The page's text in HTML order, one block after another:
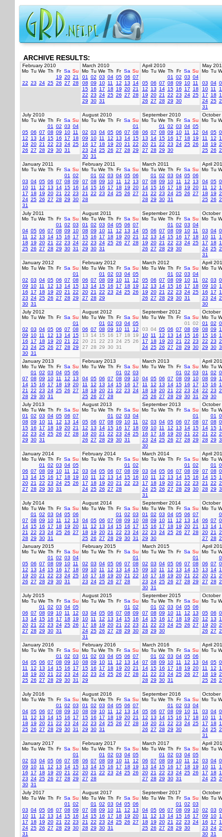
ARCHIVE RESULTS:
February 2010
Mo Tu We Th Fr Sa Su
19 20 21
22 23 24 25 26 27 28
March 2010
Mo Tu We Th Fr Sa Su
01
02 03 04 05 06 07
08 09 10 11 12 13
14
15 16 17 18 19 20 21
22 23 24 25 26 27 28
29 30 31
April 2010
Mo Tu We Th Fr Sa Su
01
02 03 04
05 06 07 08 09 10 11
12
13 14 15 16 17
18
19 20 21 22 23 24 25
26 27 28 29 30
May
Mo Tu
03 04
10 11
17
18
24 25
31
July 2010
Mo Tu We Th Fr Sa Su
01
02 03 04
05 06 07 08 09 10 11
12
13 14 15 16 17
18
19 20 21 22 23 24 25
26 27 28 29 30 31
August 2010
Mo Tu We Th Fr Sa Su
01
02 03 04 05 06 07 08
09
10 11 12 13 14 15
16
17 18 19 20 21
22
23 24 25 26 27 28 29
30 31
September 2010
Mo Tu We Th Fr Sa Su
01
02 03 04 05
06 07 08 09 10 11
12
13
14 15 16 17 18
19
20 21 22 23 24 25 26
27 28 29 30
October
Mo Tu
04 05
11
12
18
19
25 26
January 2011
Mo Tu We Th Fr Sa Su
01
02
03 04 05 06 07 08 09
10 11 12 13 14 15 16
17
18 19 20 21 22 23
24 25 26 27 28 29 30
31
February 2011
Mo Tu We Th Fr Sa Su
01
02 03 04 05 06
07 08 09 10 11 12
13
14 15 16 17 18 19 20
21
22 23 24 25 26 27
28
March 2011
Mo Tu We Th Fr Sa Su
01
02 03 04 05 06
07 08 09 10 11 12
13
14 15 16 17 18 19 20
21
22 23 24 25 26 27
28 29 30 31
April
Mo Tu
04 05
11
12
18
19
25 26
July 2011
Mo Tu We Th Fr Sa Su
01
02 03
04 05 06 07 08 09
10
11
12 13 14 15 16
17
18
19 20 21 22 23 24
25 26 27 28 29 30 31
August 2011
Mo Tu We Th Fr Sa Su
01
02 03 04 05 06 07
08 09 10 11 12 13
14
15 16 17 18 19 20 21
22 23 24 25 26 27 28
29 30 31
September 2011
Mo Tu We Th Fr Sa Su
01
02 03 04
05 06 07 08 09 10 11
12
13 14 15 16 17
18
19 20 21 22 23 24 25
26 27 28 29 30
October
Mo Tu
03 04
10 11
17
18
24 25
31
January 2012
Mo Tu We Th Fr Sa Su
01
02 03 04 05 06 07 08
09
10 11 12 13 14 15
16
17 18 19 20 21
22
23 24 25 26 27 28 29
30 31
February 2012
Mo Tu We Th Fr Sa Su
01
02 03 04 05
06 07 08 09 10 11
12
13
14 15 16 17 18
19
20 21 22 23 24 25 26
27 28 29
March 2012
Mo Tu We Th Fr Sa Su
01
02 03 04
05 06 07 08 09 10 11
12
13 14 15 16 17
18
19 20 21 22 23 24 25
26 27 28 29 30 31
April
Mo Tu
02 03
09
10
16
17
23 24
30
July 2012
Mo Tu We Th Fr Sa Su
01
02 03 04 05 06 07 08
09
10 11 12 13 14 15
16
17 18 19 20 21
22
23 24 25 26 27 28 29
30 31
August 2012
Mo Tu We Th Fr Sa Su
01
02 03 04 05
06 07 08 09 10 11
12
13
14 15 16 17 18
19
20 21 22 23 24 25 26
27 28 29 30 31
September 2012
Mo Tu We Th Fr Sa Su
01
02
03 04 05 06 07 08 09
10 11 12 13 14 15 16
17
18 19 20 21 22 23
24 25 26 27 28 29 30
October
Mo Tu
01
02
08 09
15 16
22 23
29 30
January 2013
Mo Tu We Th Fr Sa Su
01
02 03 04 05 06
07 08 09 10 11 12
13
14 15 16 17 18 19 20
21
22 23 24 25 26 27
28 29 30 31
February 2013
Mo Tu We Th Fr Sa Su
01
02 03
04 05 06 07 08 09
10
11
12 13 14 15 16
17
18
19 20 21 22 23 24
25 26 27 28
March 2013
Mo Tu We Th Fr Sa Su
01
02 03
04 05 06 07 08 09
10
11
12 13 14 15 16
17
18
19 20 21 22 23 24
25 26 27 28 29 30 31
April
Mo Tu
01
02
08 09
15 16
22 23
29 30
July 2013
Mo Tu We Th Fr Sa Su
01
02 03 04 05 06 07
08 09 10 11 12 13
14
15 16 17 18 19 20 21
22 23 24 25 26 27 28
29 30 31
August 2013
Mo Tu We Th Fr Sa Su
01
02 03 04
05 06 07 08 09 10 11
12
13 14 15 16 17
18
19 20 21 22 23 24 25
26 27 28 29 30 31
September 2013
Mo Tu We Th Fr Sa Su
01
02 03 04 05 06 07 08
09
10 11 12 13 14 15
16
17 18 19 20 21
22
23 24 25 26 27 28 29
30
October
Mo Tu
01
07 08
14 15
21
22
28 29
January 2014
Mo Tu We Th Fr Sa Su
01
02 03 04 05
06 07 08 09 10 11
12
13
14 15 16 17 18
19
20 21 22 23 24 25 26
27 28 29 30 31
February 2014
Mo Tu We Th Fr Sa Su
01
02
03 04 05 06 07 08 09
10 11 12 13 14 15 16
17
18 19 20 21 22 23
24 25 26 27 28
March 2014
Mo Tu We Th Fr Sa Su
01
02
03 04 05 06 07 08 09
10 11 12 13 14 15 16
17
18 19 20 21 22 23
24 25 26 27 28 29 30
31
April
Mo Tu
01
07 08
14 15
21
22
28 29
July 2014
Mo Tu We Th Fr Sa Su
01
02 03 04 05 06
07 08 09 10 11 12
13
14 15 16 17 18 19 20
21
22 23 24 25 26 27
28 29 30 31
August 2014
Mo Tu We Th Fr Sa Su
01
02 03
04 05 06 07 08 09
10
11
12 13 14 15 16
17
18
19 20 21 22 23 24
25 26 27 28 29 30 31
September 2014
Mo Tu We Th Fr Sa Su
01
02 03 04 05 06 07
08 09 10 11 12 13
14
15 16 17 18 19 20 21
22 23 24 25 26 27 28
29 30
October
Mo Tu
06 07
13
14
20 21
27 28
January 2015
Mo Tu We Th Fr Sa Su
01
02 03 04
05 06 07 08 09 10 11
12
13 14 15 16 17
18
19 20 21 22 23 24 25
26 27 28 29 30 31
February 2015
Mo Tu We Th Fr Sa Su
01
02 03 04 05 06 07 08
09
10 11 12 13 14 15
16
17 18 19 20 21
22
23 24 25 26 27 28
March 2015
Mo Tu We Th Fr Sa Su
01
02 03 04 05 06 07 08
09
10 11 12 13 14 15
16
17 18 19 20 21
22
23 24 25 26 27 28 29
30 31
April
Mo Tu
06 07
13
14
20 21
27 28
July 2015
Mo Tu We Th Fr Sa Su
01
02 03 04 05
06 07 08 09 10 11
12
13
14 15 16 17 18
19
20 21 22 23 24 25 26
27 28 29 30 31
August 2015
Mo Tu We Th Fr Sa Su
01
02
03 04 05 06 07 08 09
10 11 12 13 14 15 16
17
18 19 20 21 22 23
24 25 26 27 28 29 30
31
September 2015
Mo Tu We Th Fr Sa Su
01
02 03 04 05 06
07 08 09 10 11 12
13
14 15 16 17 18 19 20
21
22 23 24 25 26 27
28 29 30
October
Mo Tu
05 06
12
13
19 20
26 27
January 2016
Mo Tu We Th Fr Sa Su
01
02 03
04 05 06 07 08 09
10
11
12 13 14 15 16
17
18
19 20 21 22 23 24
25 26 27 28 29 30 31
February 2016
Mo Tu We Th Fr Sa Su
01
02 03 04 05 06 07
08 09 10 11 12 13
14
15 16 17 18 19 20 21
22 23 24 25 26 27 28
29
March 2016
Mo Tu We Th Fr Sa Su
01
02 03 04 05 06
07 08 09 10 11 12
13
14 15 16 17 18 19 20
21
22 23 24 25 26 27
28 29 30 31
April
Mo Tu
04 05
11
12
18
19
25 26
July 2016
Mo Tu We Th Fr Sa Su
01
02 03
04 05 06 07 08 09
10
11
12 13 14 15 16
17
18
19 20 21 22 23 24
25 26 27 28 29 30 31
August 2016
Mo Tu We Th Fr Sa Su
01
02 03 04 05 06 07
08 09 10 11 12 13
14
15 16 17 18 19 20 21
22 23 24 25 26 27 28
29 30 31
September 2016
Mo Tu We Th Fr Sa Su
01
02 03 04
05 06 07 08 09 10 11
12
13 14 15 16 17
18
19 20 21 22 23 24 25
26 27 28 29 30
October
Mo Tu
03 04
10 11
17
18
24 25
31
January 2017
Mo Tu We Th Fr Sa Su
01
02 03 04 05 06 07 08
09
10 11 12 13 14 15
16
17 18 19 20 21
22
23 24 25 26 27 28 29
30 31
February 2017
Mo Tu We Th Fr Sa Su
01
02 03 04 05
06 07 08 09 10 11
12
13
14 15 16 17 18
19
20 21 22 23 24 25 26
27 28
March 2017
Mo Tu We Th Fr Sa Su
01
02 03 04 05
06 07 08 09 10 11
12
13
14 15 16 17 18
19
20 21 22 23 24 25 26
27 28 29 30 31
April
Mo Tu
03 04
10 11
17
18
24 25
July 2017
Mo Tu We Th Fr Sa Su
01
02
03 04 05 06 07 08 09
10 11 12 13 14 15 16
17
18 19 20 21 22 23
24 25 26 27 28 29 30
31
August 2017
Mo Tu We Th Fr Sa Su
01
02 03 04 05 06
07 08 09 10 11 12
13
14 15 16 17 18 19 20
21
22 23 24 25 26 27
28 29 30 31
September 2017
Mo Tu We Th Fr Sa Su
01
02 03
04 05 06 07 08 09
10
11
12 13 14 15 16
17
18
19 20 21 22 23 24
25 26 27 28 29 30
October
Mo Tu
02 03
09
10
16
17
23 24
30 31